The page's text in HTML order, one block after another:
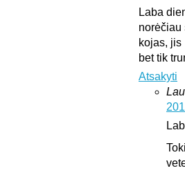
Laba
norėčiau
kojas,
bet tik
Atsakyti